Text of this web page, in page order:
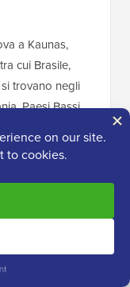
a Kaunas,
cui Brasile,
trovano negli
Paesi Bassi,
di hosting.
raggiunge un
VPS o